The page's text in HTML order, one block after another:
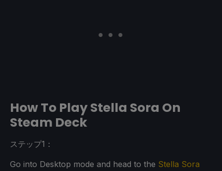
How To Play Stella Sora On
Steam Deck
ステップ1：
Go into Desktop mode and head to the Stella Sora